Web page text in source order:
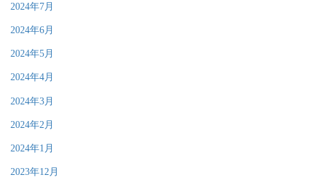
2024年7月
2024年6月
2024年5月
2024年4月
2024年3月
2024年2月
2024年1月
2023年12月